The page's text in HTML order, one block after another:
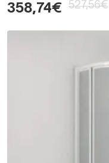
358,74€ 527,56€